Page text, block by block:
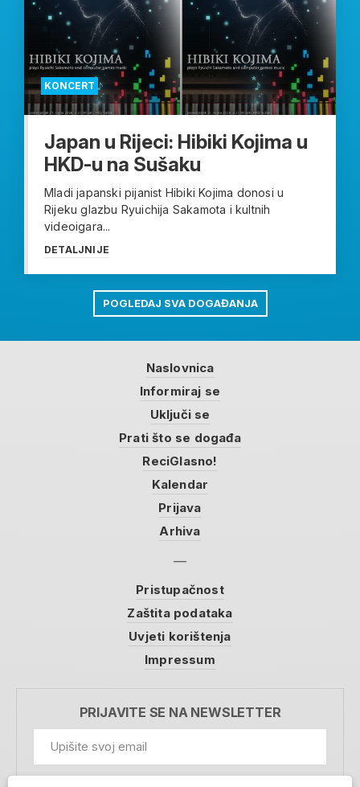
KONCERT
Japan u Rijeci: Hibiki Kojima u
HKD-u na Sušaku
Mladi japanski pijanist Hibiki Kojima donosi u
Rijeku glazbu Ryuichija Sakamota i kultnih
videoigara...
DETALJNIJE
POGLEDAJ SVA DOGAĐANJA
Naslovnica
Informiraj se
Uključi se
Prati što se događa
ReciGlasno!
Kalendar
Prijava
Arhiva
Pristupačnost
Zaštita podataka
Uvjeti korištenja
Impressum
PRIJAVITE SE NA NEWSLETTER